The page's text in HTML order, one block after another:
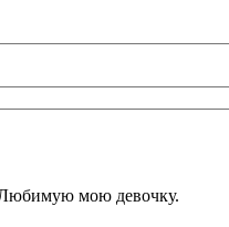
мою девочку.